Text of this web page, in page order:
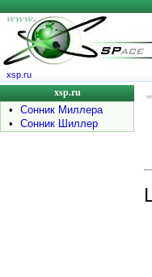
xsp.ru
xsp.ru
•
Сонник Миллера
•
Сонник Шиллер